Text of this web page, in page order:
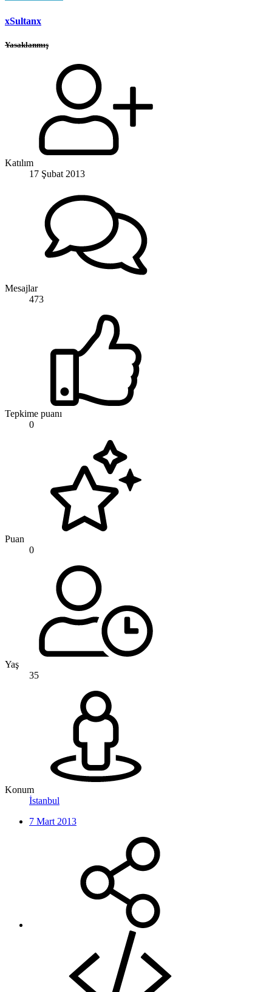
xSultanx
Yasaklanmış
Katılım
17 Şubat 2013
Mesajlar
473
Tepkime puanı
0
Puan
0
Yaş
35
Konum
İstanbul
7 Mart 2013